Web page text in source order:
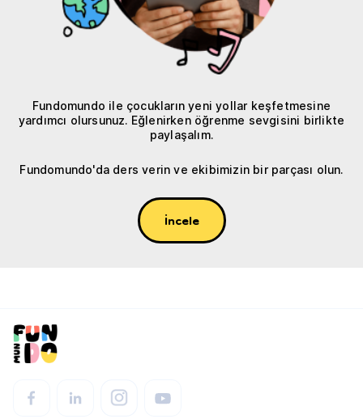
Fundomundo ile çocukların yeni yollar keşfetmesine
yardımcı olursunuz. Eğlenirken öğrenme sevgisini birlikte
paylaşalım.
Fundomundo'da ders verin ve ekibimizin bir parçası olun.
İncele